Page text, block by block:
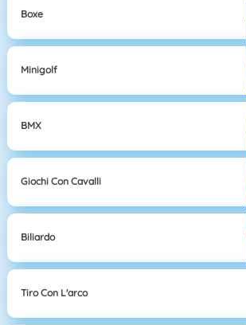
Boxe
Minigolf
BMX
Giochi Con Cavalli
Biliardo
Tiro Con L'arco